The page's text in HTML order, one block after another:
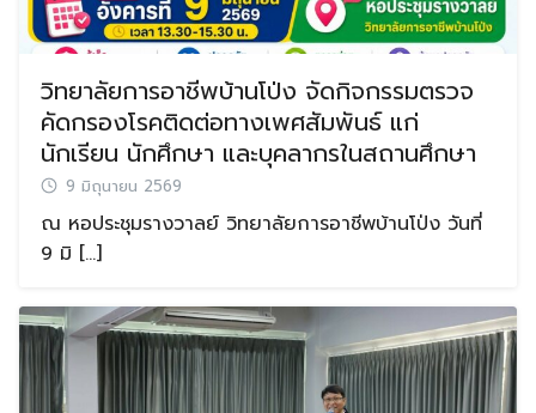
วิทยาลัยการอาชีพบ้านโป่ง จัดกิจกรรมตรวจ
คัดกรองโรคติดต่อทางเพศสัมพันธ์ แก่
นักเรียน นักศึกษา และบุคลากรในสถานศึกษา
9 มิถุนายน 2569
ณ หอประชุมรางวาลย์ วิทยาลัยการอาชีพบ้านโป่ง วันที่
9 มิ […]